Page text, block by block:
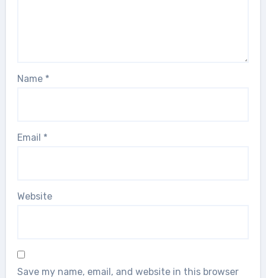
Name *
Email *
Website
Save my name, email, and website in this browser